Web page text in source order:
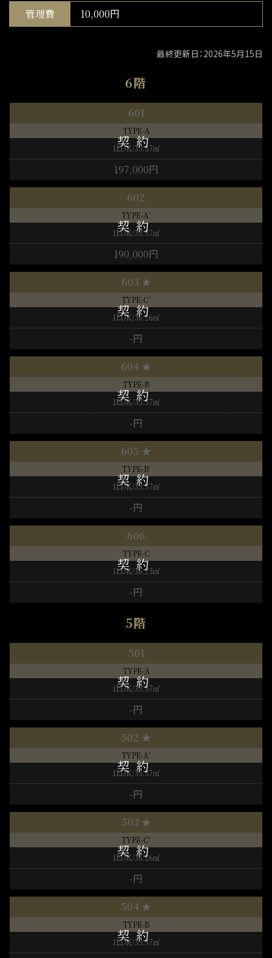
管理費 10,000円
最終更新日：2026年5月15日
6階
601
TYPE-A
1LDK/33.37㎡
197,000円
602
TYPE-A’
1LDK/33.37㎡
190,000円
603 ★
TYPE-C’
1LDK/36.26㎡
-円
604 ★
TYPE-B
1LDK/33.37㎡
-円
605 ★
TYPE-B’
1LDK/33.37㎡
-円
606
TYPE-C
1LDK/36.23㎡
-円
5階
501
TYPE-A
1LDK/33.37㎡
-円
502 ★
TYPE-A’
1LDK/33.37㎡
-円
503 ★
TYPE-C’
1LDK/36.26㎡
-円
504 ★
TYPE-B
1LDK/33.37㎡